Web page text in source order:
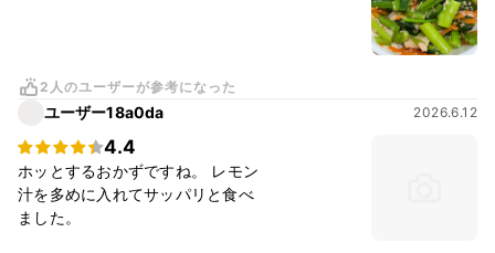
2人のユーザーが参考になった
ユーザー18a0da 2026.6.12
4.4
ホッとするおかずですね。 レモン
汁を多めに入れてサッパリと食べ
ました。